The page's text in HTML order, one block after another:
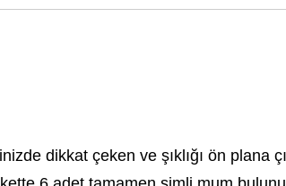
dikkat çeken ve şıklığı ön plana